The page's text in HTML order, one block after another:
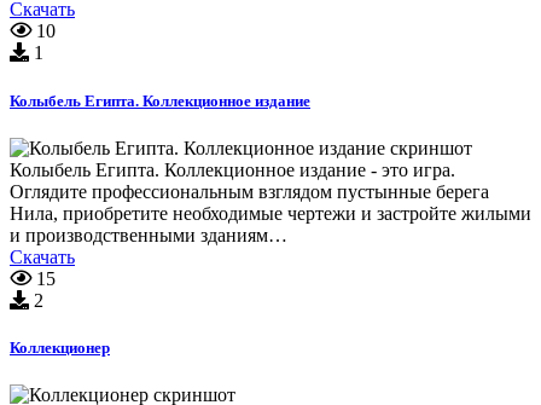
Скачать
10
1
Колыбель Египта. Коллекционное издание
Колыбель Египта. Коллекционное издание - это игра.
Оглядите профессиональным взглядом пустынные берега
Нила, приобретите необходимые чертежи и застройте жилыми
и производственными зданиям…
Скачать
15
2
Коллекционер